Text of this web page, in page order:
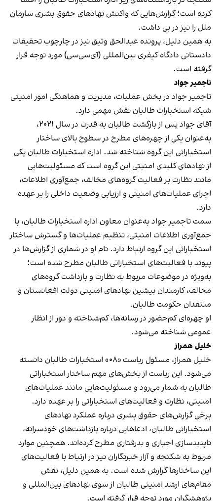
کرده است؛ گزارش‌هایی که واکنش نهادهای حقوق بشری سازمان
ملل را نیز در پی داشت.
به همین دلیل، پرونده عبدالحق وثیق نیز در چارچوب تحقیقات
دادستانی دادگاه کیفری بین‌المللی (آی‌سی‌سی) مورد توجه قرار
گرفته است.
تاجمیر جواد
تاجمیر جواد در بخش عملیات، مدیریت و هماهنگی امور امنیتی
شبکه استخبارات طالبان نقش مهمی دارد.
آقای جواد پس از بازگشت طالبان به قدرت در سال ۲۰۲۱،
به‌عنوان یکی از چهره‌های مطرح در سطوح بالای ساختار
استخباراتی این گروه شناخته شد. اداره استخبارات طالبان یکی
از نهادهای کلیدی امنیتی این گروه است که مسئولیت‌هایی
مانند نظارت بر فعالیت گروه‌های مخالف، جمع‌آوری اطلاعات،
اجرای عملیات‌های امنیتی و ارزیابی وضعیت داخلی را بر عهده
دارد.
سمت تاجمیر جواد به‌عنوان معاون اداره استخبارات طالبان، با
جمع‌آوری اطلاعات امنیتی، تنظیم عملیات‌ها و گسترش ساختار
استخباراتی این گروه ارتباط دارد. نام او در شماری از گزارش‌ها در
پیوند با فعالیت‌های استخباراتی طالبان مطرح شده است؛
به‌ویژه در موضوعات مربوط به نظارت و بازداشت گروه‌های
مخالف، کارمندان پیشین نهادهای امنیتی دولت افغانستان و
منتقدان حکومت طالبان.
او چهره‌ای کم‌حضور در رسانه‌ها، کم‌شناخته و دور از انظار
عمومی شناخته می‌شود.
خلیل همراز
خلیل همراز، مسئول ریاست «۰۸» استخبارات طالبان دانسته
می‌شود. این ریاست از بخش‌های مهم ساختار استخباراتی
طالبان به شمار می‌رود و مسئولیت‌هایی مانند عملیات‌های
امنیتی، نظارت و فعالیت‌های استخباراتی را بر عهده دارد.
برخی گزارش‌های حقوق بشری درباره عملکرد نهادهای
استخباراتی طالبان، ادعاهایی درباره بازداشت‌های خودسرانه،
ناپدیدسازی اجباری و بدرفتاری مطرح کرده‌اند. همچنین موارد
مربوط به شکنجه و آزار خبرنگاران نیز در ارتباط با فعالیت‌های
این ساختارها گزارش شده است. به همین دلیل، نقش
مقام‌های ارشد امنیتی طالبان از سوی نهادهای بین‌المللی و
پژوهشگران مورد توجه قرار گرفته است.